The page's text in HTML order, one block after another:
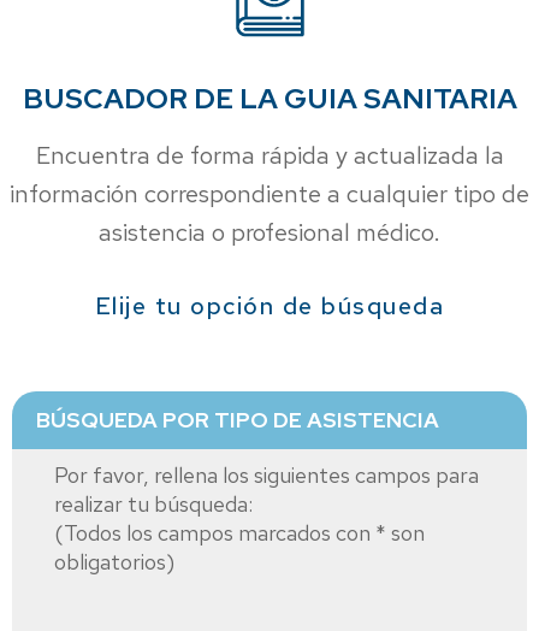
BUSCADOR DE LA GUIA SANITARIA
Encuentra de forma rápida y actualizada la
información correspondiente a cualquier tipo de
asistencia o profesional médico.
Elije tu opción de búsqueda
BÚSQUEDA POR TIPO DE ASISTENCIA
Por favor, rellena los siguientes campos para
realizar tu búsqueda:
(Todos los campos marcados con * son
obligatorios)